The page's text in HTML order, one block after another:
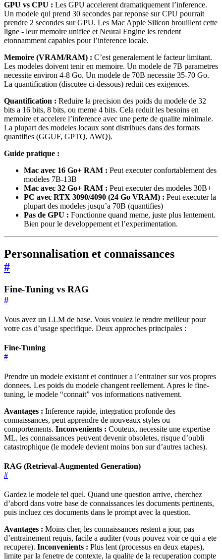
GPU vs CPU : Les GPU accelerent dramatiquement l’inference.
Un modele qui prend 30 secondes par reponse sur CPU pourrait
prendre 2 secondes sur GPU. Les Mac Apple Silicon brouillent cette
ligne - leur memoire unifiee et Neural Engine les rendent
etonnamment capables pour l’inference locale.
Memoire (VRAM/RAM) : C’est generalement le facteur limitant.
Les modeles doivent tenir en memoire. Un modele de 7B parametres
necessite environ 4-8 Go. Un modele de 70B necessite 35-70 Go.
La quantification (discutee ci-dessous) reduit ces exigences.
Quantification : Reduire la precision des poids du modele de 32
bits a 16 bits, 8 bits, ou meme 4 bits. Cela reduit les besoins en
memoire et accelere l’inference avec une perte de qualite minimale.
La plupart des modeles locaux sont distribues dans des formats
quantifies (GGUF, GPTQ, AWQ).
Guide pratique :
Mac avec 16 Go+ RAM : Peut executer confortablement des
modeles 7B-13B
Mac avec 32 Go+ RAM : Peut executer des modeles 30B+
PC avec RTX 3090/4090 (24 Go VRAM) : Peut executer la
plupart des modeles jusqu’a 70B (quantifies)
Pas de GPU : Fonctionne quand meme, juste plus lentement.
Bien pour le developpement et l’experimentation.
Personnalisation et connaissances
#
Fine-Tuning vs RAG
#
Vous avez un LLM de base. Vous voulez le rendre meilleur pour
votre cas d’usage specifique. Deux approches principales :
Fine-Tuning
#
Prendre un modele existant et continuer a l’entrainer sur vos propres
donnees. Les poids du modele changent reellement. Apres le fine-
tuning, le modele “connait” vos informations nativement.
Avantages : Inference rapide, integration profonde des
connaissances, peut apprendre de nouveaux styles ou
comportements. Inconvenients : Couteux, necessite une expertise
ML, les connaissances peuvent devenir obsoletes, risque d’oubli
catastrophique (le modele devient moins bon sur d’autres taches).
RAG (Retrieval-Augmented Generation)
#
Gardez le modele tel quel. Quand une question arrive, cherchez
d’abord dans votre base de connaissances les documents pertinents,
puis incluez ces documents dans le prompt avec la question.
Avantages : Moins cher, les connaissances restent a jour, pas
d’entrainement requis, facile a auditer (vous pouvez voir ce qui a ete
recupere). Inconvenients : Plus lent (processus en deux etapes),
limite par la fenetre de contexte, la qualite de la recuperation compte